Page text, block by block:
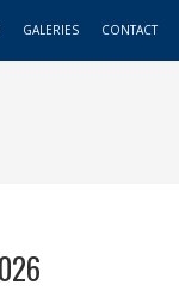
GALERIES CONTACT